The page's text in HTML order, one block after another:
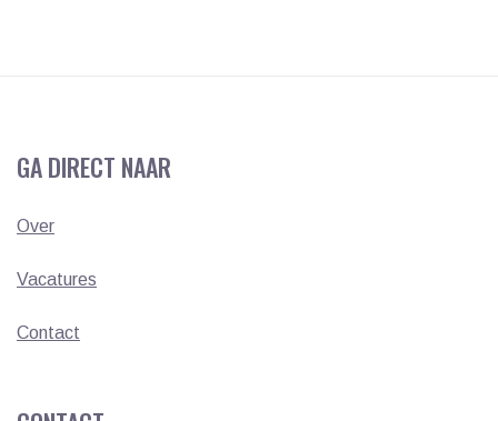
GA DIRECT NAAR
Over
Vacatures
Contact